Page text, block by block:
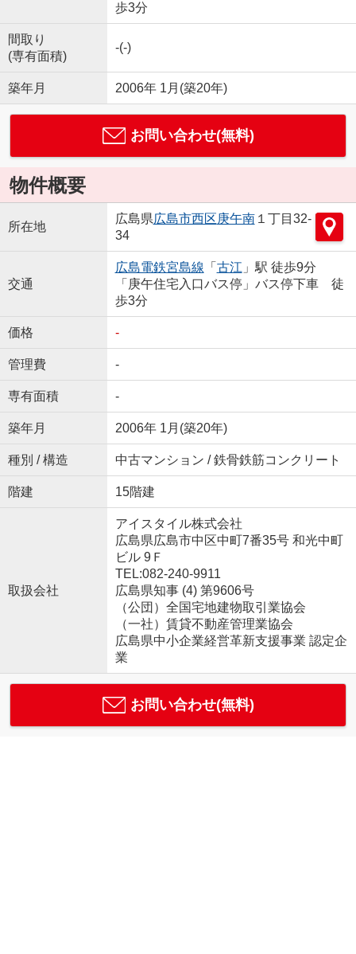
歩3分
間取り
(専有面積)
-(-)
築年月 2006年 1月(築20年)
お問い合わせ(無料)
物件概要
所在地
広島県広島市西区庚午南１丁目32-
34
交通
広島電鉄宮島線 「 古江 」駅 徒歩9分
「庚午住宅入口バス停」バス停下車 徒
歩3分
価格 -
管理費 -
専有面積 -
築年月 2006年 1月(築20年)
種別 / 構造 中古マンション / 鉄骨鉄筋コンクリート
階建 15階建
取扱会社
アイスタイル株式会社
広島県広島市中区中町7番35号 和光中町
ビル 9Ｆ
TEL:082-240-9911
広島県知事 (4) 第9606号
（公団）全国宅地建物取引業協会
（一社）賃貸不動産管理業協会
広島県中小企業経営革新支援事業 認定企
業
お問い合わせ(無料)